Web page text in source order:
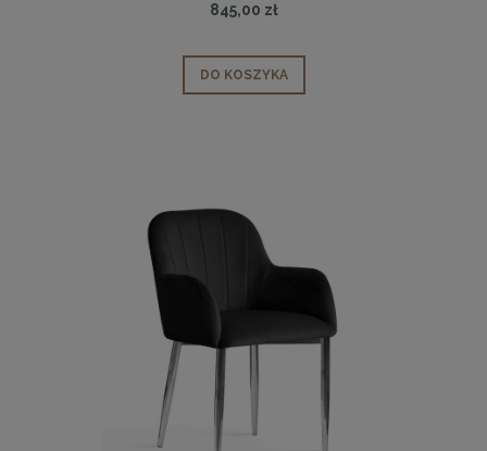
845,00 zł
DO KOSZYKA